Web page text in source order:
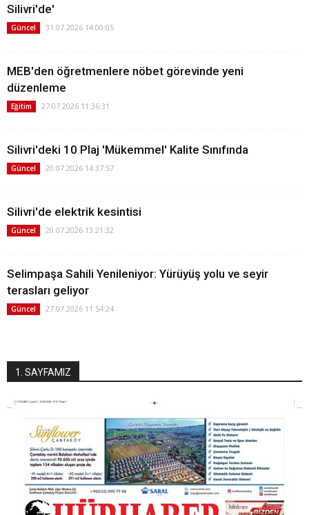
Silivri'de'
Güncel 31.07.2026 14:00:05
MEB'den öğretmenlere nöbet görevinde yeni
düzenleme
Eğitim 27.07.2026 11:36:31
Silivri'deki 10 Plaj 'Mükemmel' Kalite Sınıfında
Güncel 20.07.2026 14:37:57
Silivri'de elektrik kesintisi
Güncel 20.07.2026 13:21:32
Selimpaşa Sahili Yenileniyor: Yürüyüş yolu ve seyir
terasları geliyor
Güncel 27.07.2026 11:54:24
1. SAYFAMIZ